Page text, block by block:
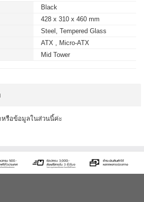
Black
428 x 310 x 460 mm
Steel, Tempered Glass
ATX , Micro-ATX
Mid Tower
หรือข้อมูลในส่วนนี้ค่ะ